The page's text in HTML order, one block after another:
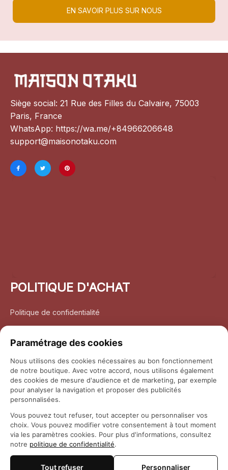
EN SAVOIR PLUS SUR NOUS
Siège social: 21 Rue des Filles du Calvaire, 75003
Paris, France
WhatsApp: https://wa.me/+84966206648
support@maisonotaku.com
POLITIQUE D'ACHAT
Politique de confidentialité
Politique de retour et remboursement
Coordonnées
Questions fréquemment posées
Paramétrage des cookies
Nous utilisons des cookies nécessaires au bon fonctionnement
de notre boutique. Avec votre accord, nous utilisons également
des cookies de mesure d'audience et de marketing, par exemple
pour analyser la navigation et proposer des publicités
personnalisées.
Vous pouvez tout refuser, tout accepter ou personnaliser vos
choix. Vous pouvez modifier votre consentement à tout moment
via les paramètres cookies. Pour plus d'informations, consultez
notre politique de confidentialité.
Tout refuser Personnaliser